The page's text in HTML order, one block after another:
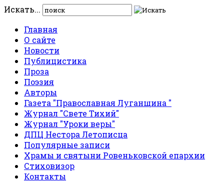
Искать...
Главная
О сайте
Новости
Публицистика
Проза
Поэзия
Авторы
Газета "Православная Луганщина "
Журнал "Свете Тихий"
Журнал "Уроки веры"
ДПЦ Нестора Летописца
Популярные записи
Храмы и святыни Ровеньковской епархии
Стиховизор
Контакты